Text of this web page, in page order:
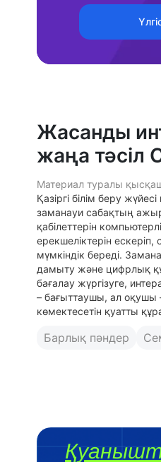
Жасанды
жаңа тәсіл
Материал туралы
Қазіргі білім беру
заманауи сабақтың
қабілеттерін
ерекшеліктерін
мүмкіндік береді.
дамыту және цифрлық
бағалау жүргізуге,
– бағыттаушы, ал оқушы –
көмектесетін қуатты
Барлық пәндер